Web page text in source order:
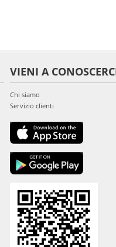
VIENI A
Chi siamo
Servizio clienti